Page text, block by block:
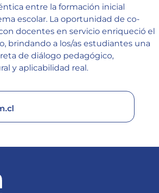
entre la formación inicial
escolar. La oportunidad de co-
docentes en servicio enriqueció el
brindando a los/as estudiantes una
de diálogo pedagógico,
y aplicabilidad real.